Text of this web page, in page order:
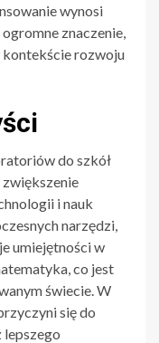
wynosi
znaczenie,
kontekście rozwoju
do szkół
i nauk
narzędzi,
umiejętności w
co jest
świecie. W
się do
lepszego